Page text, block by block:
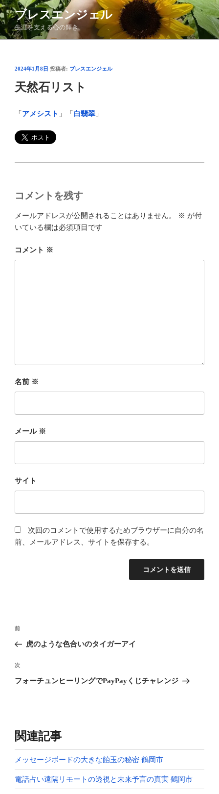
コ
ン
テ
ン
ブレスエンジェル
生涯を支える心の輝き
投
日:
2024年1月8日 投稿者: ブレスエンジェル
天然石リスト
「 アメシスト 」「 白翡翠 」
コメントを残す
メールアドレスが公開されることはありません。 ※ が付
いている欄は必須項目です
コメント ※
名前 ※
メール ※
サイト
次回のコメントで使用するためブラウザーに自分の名
前、メールアドレス、サイトを保存する。
投
ビ
ゲ
ン
前
の
稿
前
虎のような色合いのタイガーアイ
次
の
次
フォーチュンヒーリングでPayPayくじチャレンジ
関連記事
メッセージボードの大きな飴玉の秘密 鶴岡市
電話占い遠隔リモートの透視と未来予言の真実 鶴岡市